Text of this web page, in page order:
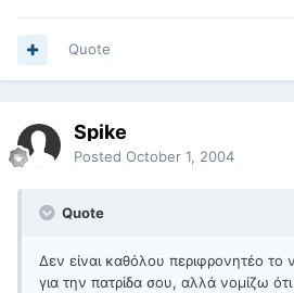
Quote
Spike
Posted October 1, 2004
Quote
Δεν είναι καθόλου περιφρονητέο το
για την πατρίδα σου, αλλά νομίζω ότι